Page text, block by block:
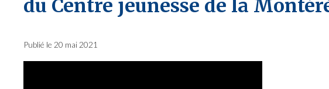
du Centre jeunesse de la
Publié le 20 mai 2021